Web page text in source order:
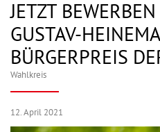
JETZT
GUSTAV-
BÜRGERPREIS
Wahlkreis
12. April 2021